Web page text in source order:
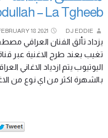
– La Tgheeb
18 2021 DJ EDDIE
يزداد تألق الفنان العراقي
تغيب بعند طرح الاغنية عبر
اليوتيوب يتم ازدياد الاغاني
بالشهرة اكثر من اي نوع من